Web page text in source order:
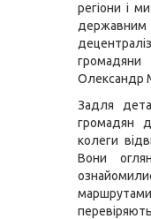
регіони і
громадяни
Олександр
Задля
громадян
колеги
Вони